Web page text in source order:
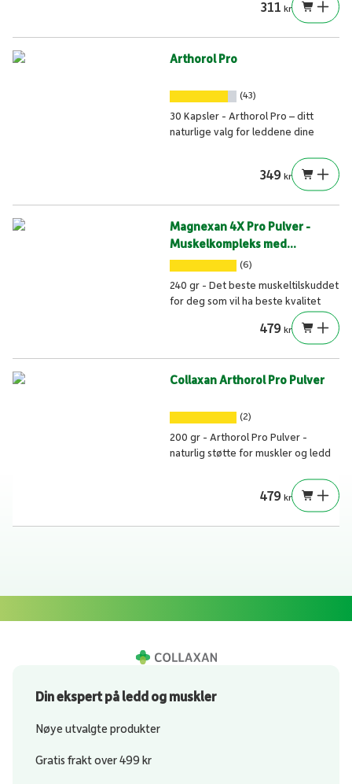
311 kr
Arthorol Pro
(43)
30 Kapsler - Arthorol Pro – ditt
naturlige valg for leddene dine
349 kr
Magnexan 4X Pro Pulver -
Muskelkompleks med
magnesiumkraft
(6)
240 gr - Det beste muskeltilskuddet
for deg som vil ha beste kvalitet
479 kr
Collaxan Arthorol Pro Pulver
(2)
200 gr - Arthorol Pro Pulver -
naturlig støtte for muskler og ledd
479 kr
Din ekspert på ledd og muskler
Nøye utvalgte produkter
Gratis frakt over 499 kr